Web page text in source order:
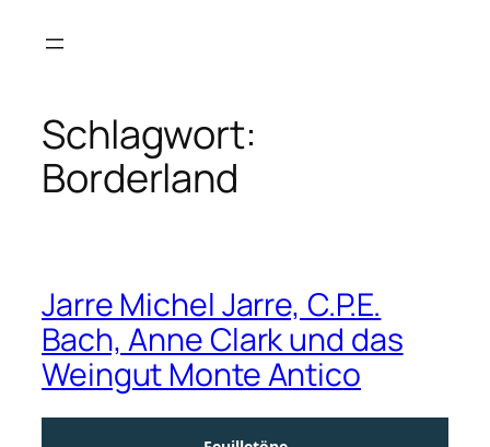
Inhalt
Schlagwort:
Borderland
Jarre Michel Jarre, C.P.E.
Bach, Anne Clark und das
Weingut Monte Antico